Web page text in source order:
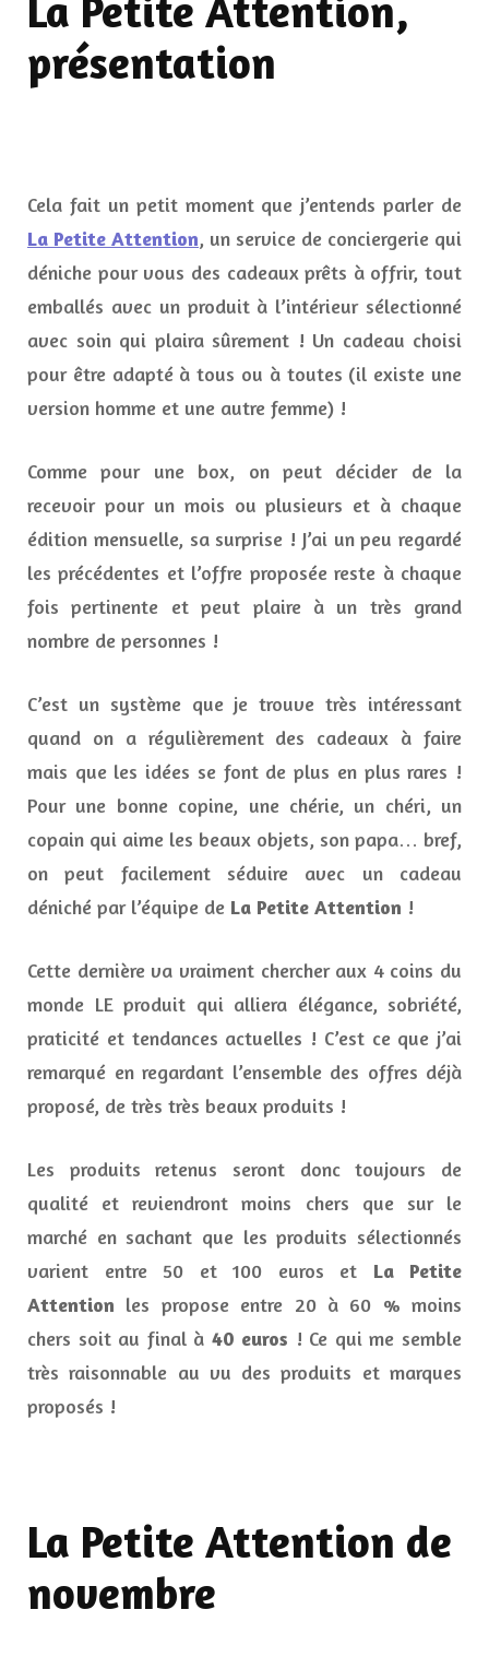
La Petite Attention,
présentation
Cela fait un petit moment que j’entends parler de
La Petite Attention, un service de conciergerie qui
déniche pour vous des cadeaux prêts à offrir, tout
emballés avec un produit à l’intérieur sélectionné
avec soin qui plaira sûrement ! Un cadeau choisi
pour être adapté à tous ou à toutes (il existe une
version homme et une autre femme) !
Comme pour une box, on peut décider de la
recevoir pour un mois ou plusieurs et à chaque
édition mensuelle, sa surprise ! J’ai un peu regardé
les précédentes et l’offre proposée reste à chaque
fois pertinente et peut plaire à un très grand
nombre de personnes !
C’est un système que je trouve très intéressant
quand on a régulièrement des cadeaux à faire
mais que les idées se font de plus en plus rares !
Pour une bonne copine, une chérie, un chéri, un
copain qui aime les beaux objets, son papa… bref,
on peut facilement séduire avec un cadeau
déniché par l’équipe de La Petite Attention !
Cette dernière va vraiment chercher aux 4 coins du
monde LE produit qui alliera élégance, sobriété,
praticité et tendances actuelles ! C’est ce que j’ai
remarqué en regardant l’ensemble des offres déjà
proposé, de très très beaux produits !
Les produits retenus seront donc toujours de
qualité et reviendront moins chers que sur le
marché en sachant que les produits sélectionnés
varient entre 50 et 100 euros et La Petite
Attention les propose entre 20 à 60 % moins
chers soit au final à 40 euros ! Ce qui me semble
très raisonnable au vu des produits et marques
proposés !
La Petite Attention de
novembre